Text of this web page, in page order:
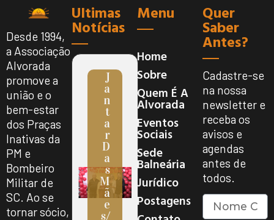
Desde 1994,
a Associação
Alvorada
promove a
união e o
bem-estar
dos Praças
Inativas da
PM e
Bombeiro
Militar de
SC. Ao se
tornar sócio,
Ultimas
Notícias
J
A
N
T
A
R
D
A
S
M
Ã
E
S/
Menu
Home
Sobre
Quem É A
Alvorada
Eventos
Sociais
Sede
Balneária
Jurídico
Postagens
Quer
Saber
Antes?
Cadastre-se
na nossa
newsletter e
receba os
avisos e
agendas
antes de
todos.